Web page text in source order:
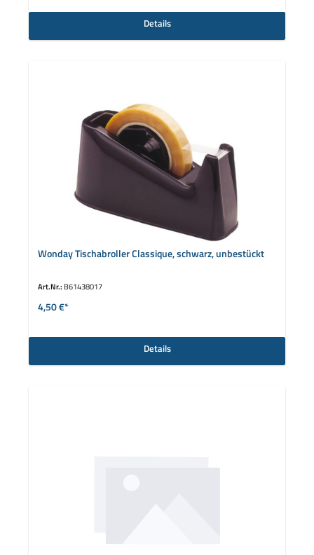
Details
Wonday Tischabroller Classique, schwarz, unbestückt
Art.Nr.: B61438017
4,50 €*
Details